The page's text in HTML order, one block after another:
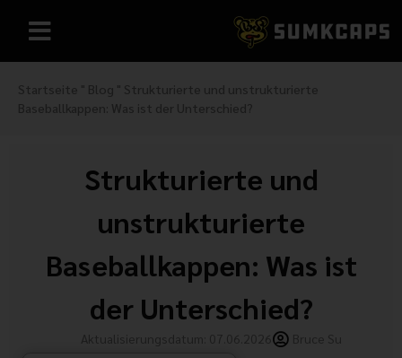
Startseite " Blog " Strukturierte und unstrukturierte
Baseballkappen: Was ist der Unterschied?
Strukturierte und
unstrukturierte
Baseballkappen: Was ist
der Unterschied?